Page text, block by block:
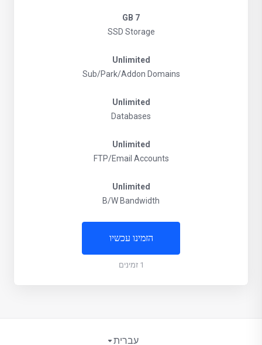
7 GB
SSD Storage
Unlimited
Sub/Park/Addon Domains
Unlimited
Databases
Unlimited
FTP/Email Accounts
Unlimited
B/W Bandwidth
הזמינו עכשיו
1 זמינים
עברית